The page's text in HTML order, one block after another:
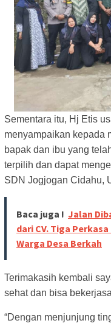
Sementara itu, Hj Etis
menyampaikan kepada
bapak dan ibu yang
terpilih dan dapat
SDN Jogjogan Cidahu,
Baca juga ! Jalan
dari CV. Tiga
Warga Desa Berkah
Terimakasih kembali
sehat dan bisa
“Dengan menjunjung